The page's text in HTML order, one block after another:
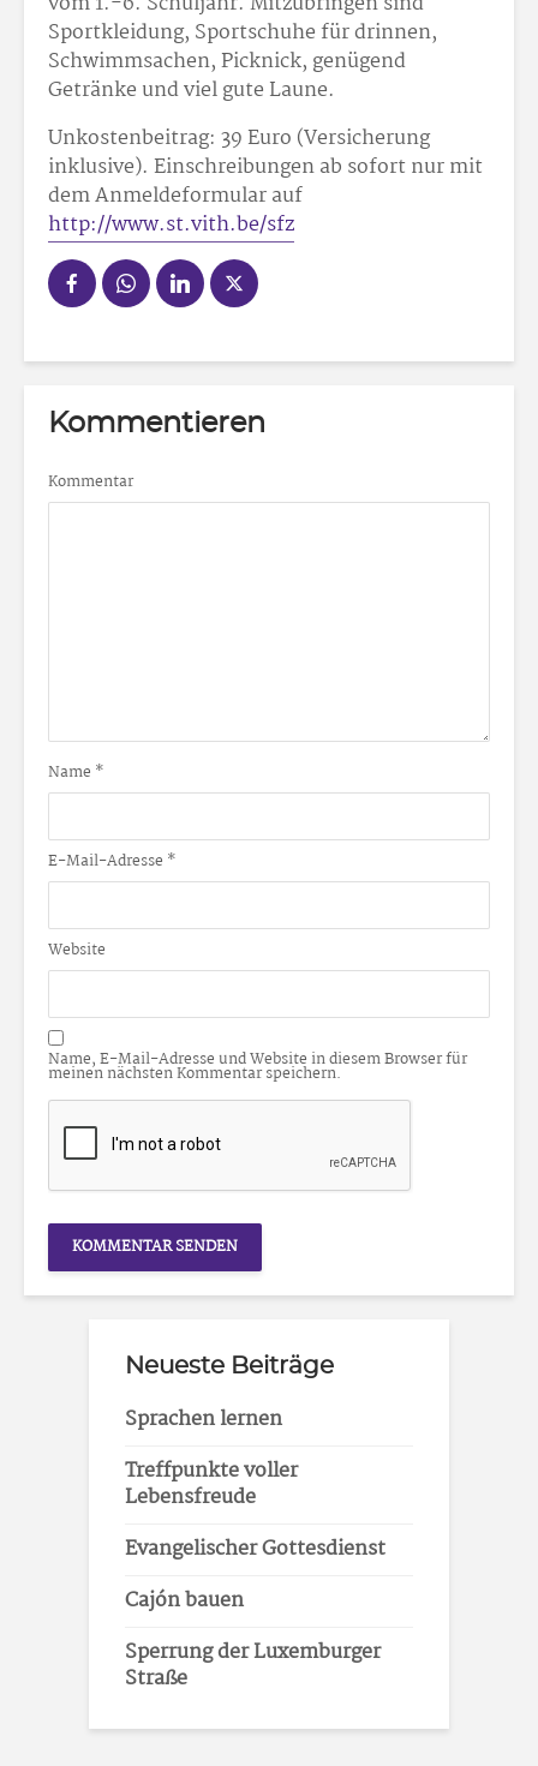
Sportkleidung, Sportschuhe für drinnen,
Schwimmsachen, Picknick, genügend
Getränke und viel gute Laune.
Unkostenbeitrag: 39 Euro (Versicherung
inklusive). Einschreibungen ab sofort nur mit
dem Anmeldeformular auf
http://www.st.vith.be/sfz
Kommentieren
Kommentar
Name *
E-Mail-Adresse *
Website
Name, E-Mail-Adresse und Website in diesem Browser für
meinen nächsten Kommentar speichern.
Neueste Beiträge
Sprachen lernen
Treffpunkte voller
Lebensfreude
Evangelischer Gottesdienst
Cajón bauen
Sperrung der Luxemburger
Straße